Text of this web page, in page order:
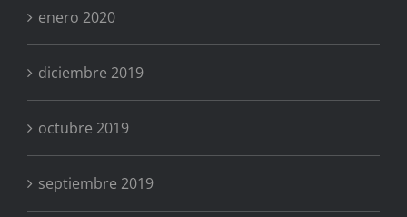
enero 2020
diciembre 2019
octubre 2019
septiembre 2019